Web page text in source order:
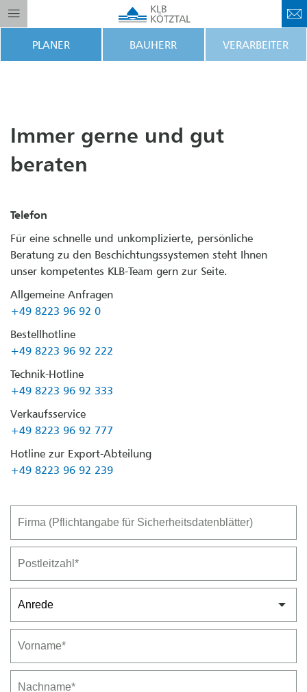
PLANER BAUHERR VERARBEITER
Immer gerne und gut
beraten
Telefon
Für eine schnelle und unkomplizierte, persönliche
Beratung zu den Beschichtungssystemen steht Ihnen
unser kompetentes KLB-Team gern zur Seite.
Allgemeine Anfragen
+49 8223 96 92 0
Bestellhotline
+49 8223 96 92 222
Technik-Hotline
+49 8223 96 92 333
Verkaufsservice
+49 8223 96 92 777
Hotline zur Export-Abteilung
+49 8223 96 92 239